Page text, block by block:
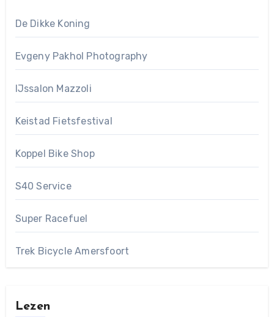
De Dikke Koning
Evgeny Pakhol Photography
IJssalon Mazzoli
Keistad Fietsfestival
Koppel Bike Shop
S40 Service
Super Racefuel
Trek Bicycle Amersfoort
Lezen